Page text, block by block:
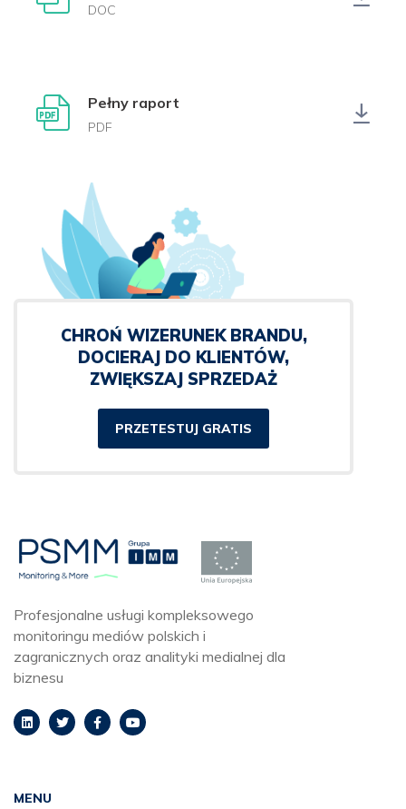
DOC
Pełny raport
PDF
CHROŃ WIZERUNEK BRANDU,
DOCIERAJ DO KLIENTÓW,
ZWIĘKSZAJ SPRZEDAŻ
PRZETESTUJ GRATIS
Profesjonalne usługi kompleksowego
monitoringu mediów polskich i
zagranicznych oraz analityki medialnej dla
biznesu
MENU